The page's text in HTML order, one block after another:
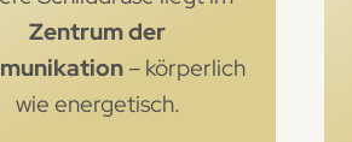
Zentrum der
– körperlich
wie energetisch.